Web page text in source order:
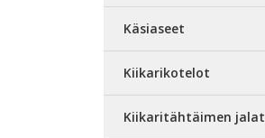
Käsiaseet
Kiikarikotelot
Kiikaritähtäimen jalat